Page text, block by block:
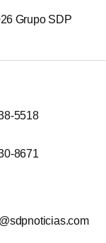
Grupo SDP
5518
8671